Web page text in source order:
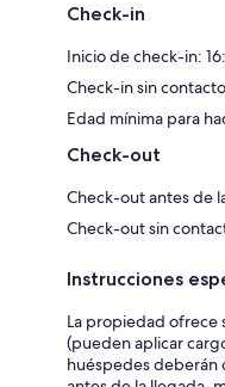
Check-in
Inicio de check-in:
Check-in sin contacto
Edad mínima para
Check-out
Check-out antes de
Check-out sin
Instrucciones
La propiedad ofrece
(pueden aplicar
huéspedes deberán